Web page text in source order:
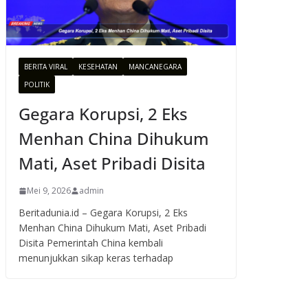
BERITA VIRAL KESEHATAN
MANCANEGARA
POLITIK
Gegara Korupsi, 2 Eks
Menhan China Dihukum
Mati, Aset Pribadi Disita
Mei 9, 2026 admin
Beritadunia.id – Gegara Korupsi, 2 Eks
Menhan China Dihukum Mati, Aset Pribadi
Disita Pemerintah China kembali
menunjukkan sikap keras terhadap